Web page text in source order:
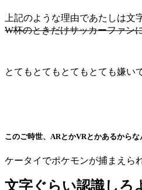
上記のような理由であたしは文
W杯のときだけサッカーファン
とてもとてもとてもとても嫌い
このご時世、ARとかVRとかあるから
ケータイでポケモンが捕まえら
文字ぐらい認識しろ